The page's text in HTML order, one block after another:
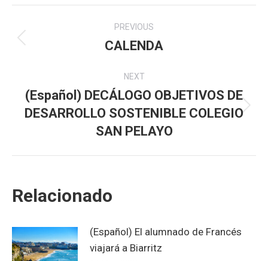
navigation
PREVIOUS
Previous
CALENDA
NEXT
Next
post:
(Español) DECÁLOGO OBJETIVOS DE
DESARROLLO SOSTENIBLE COLEGIO
SAN PELAYO
Relacionado
(Español) El alumnado de Francés
viajará a Biarritz